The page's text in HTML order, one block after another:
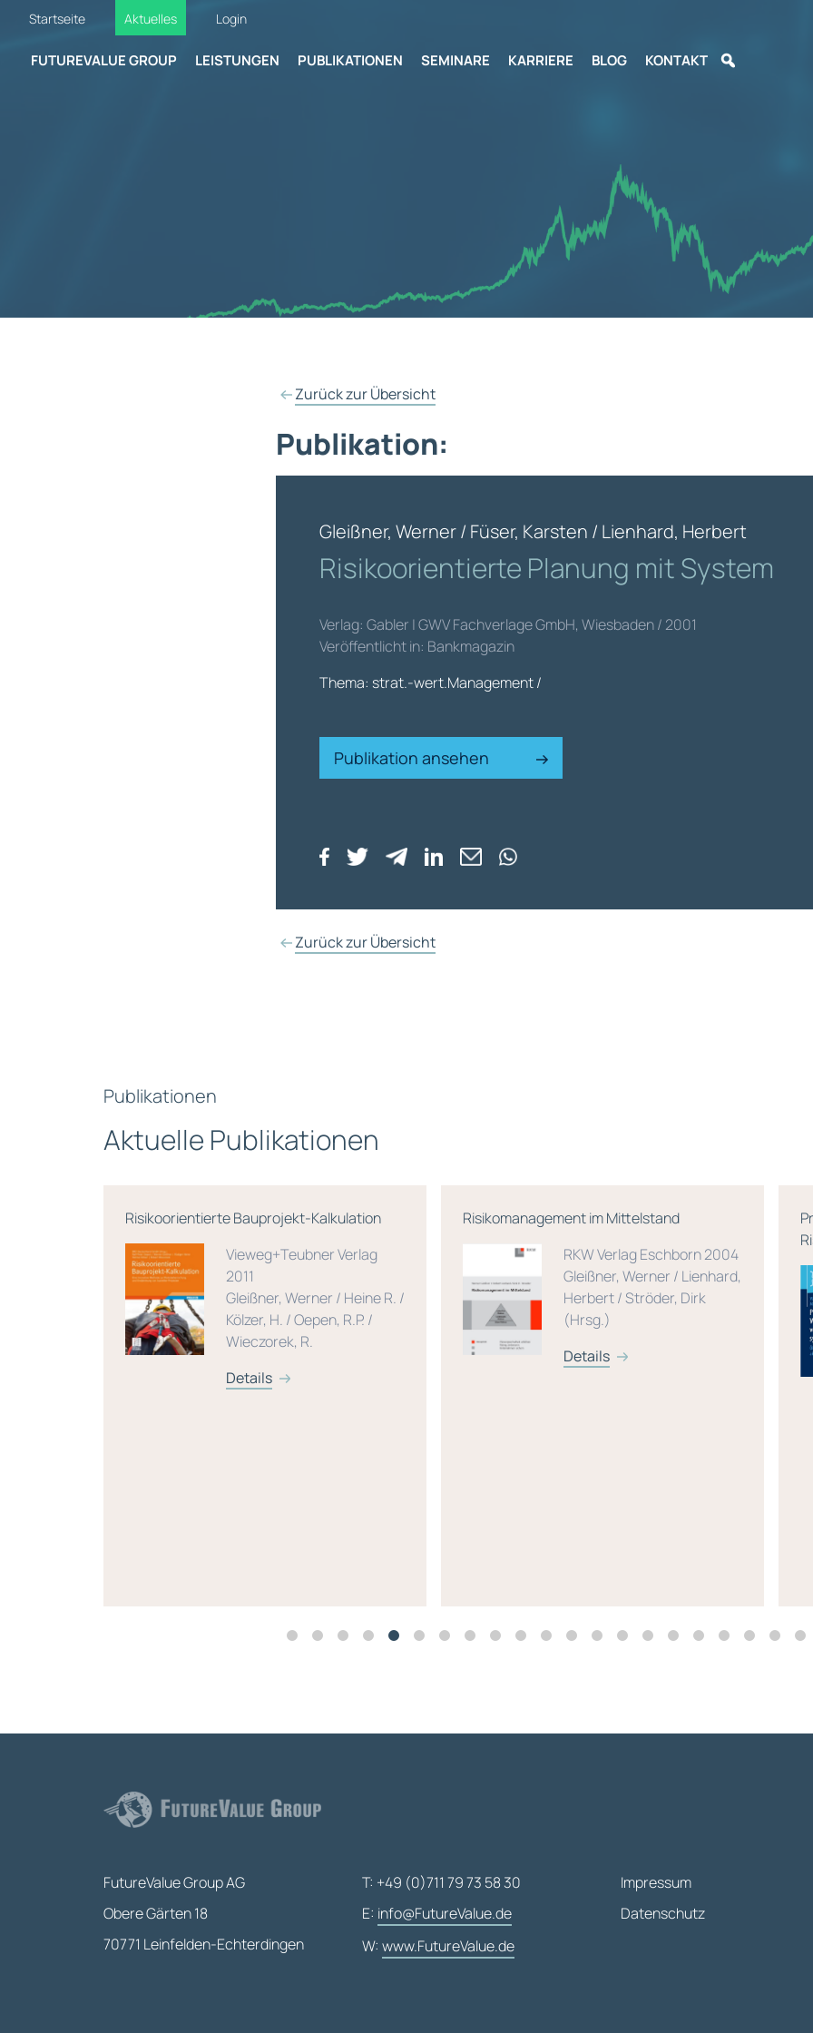
Startseite Aktuelles Login
FUTUREVALUE GROUP LEISTUNGEN PUBLIKATIONEN SEMINARE KARRIERE BLOG KONTAKT
Zurück zur Übersicht
Publikation:
Gleißner, Werner / Füser, Karsten / Lienhard, Herbert
Risikoorientierte Planung mit System
Verlag: Gabler | GWV Fachverlage GmbH, Wiesbaden / 2001
Veröffentlicht in: Bankmagazin
Thema: strat.-wert.Management /
Publikation ansehen
Zurück zur Übersicht
Publikationen
Aktuelle Publikationen
Risikoorientierte Bauprojekt-Kalkulation
Vieweg+Teubner Verlag
2011
Gleißner, Werner / Heine R. /
Kölzer, H. / Oepen, R.P. /
Wieczorek, R.
Details
Risikomanagement im Mittelstand
RKW Verlag Eschborn 2004
Gleißner, Werner / Lienhard,
Herbert / Ströder, Dirk
(Hrsg.)
Details
FutureValue Group AG
Obere Gärten 18
70771 Leinfelden-Echterdingen
T: +49 (0)711 79 73 58 30
E: info@FutureValue.de
W: www.FutureValue.de
Impressum
Datenschutz